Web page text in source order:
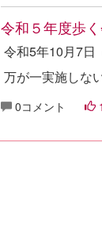
令和５年度歩
令和5年10月7日
万が一実施しな
0コメント